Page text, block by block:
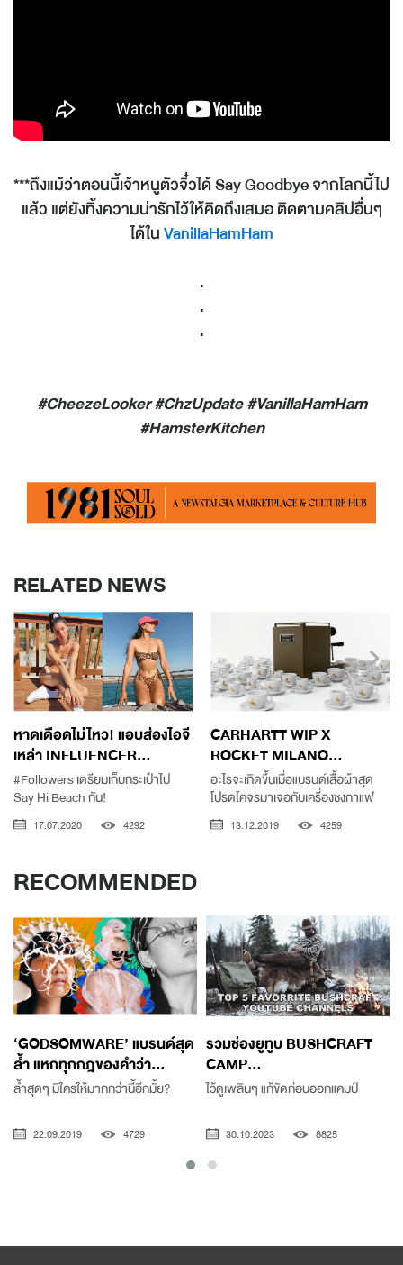
***ถึงแม้ว่าตอนนี้เจ้าหนูตัวจิ๋วได้ Say Goodbye จากโลกนี้ไป
แล้ว แต่ยังทิ้งความน่ารักไว้ให้คิดถึงเสมอ ติดตามคลิปอื่นๆ
ได้ในVanillaHamHam
.
.
.
#CheezeLooker #ChzUpdate #VanillaHamHam
#HamsterKitchen
RELATED NEWS
หาดเดือดไม่ไหว! แอบส่องไอจี
เหล่า INFLUENCER...
#Followers เตรียมเก็บกระเป๋าไป
Say Hi Beach กัน!
17.07.2020 4292
CARHARTT WIP X
ROCKET MILANO...
อะไรจะเกิดขึ้นเมื่อแบรนด์เสื้อผ้าสุด
โปรดโคจรมาเจอกับเครื่องชงกาแฟ
13.12.2019 4259
RECOMMENDED
‘GODSOMWARE’ แบรนด์สุด
ล้ำ แหกทุกกฎของคำว่า...
ล้ำสุดๆ มีใครให้มากกว่านี้อีกมั้ย?
22.09.2019 4729
รวมช่องยูทูบ BUSHCRAFT
CAMP...
ไว้ดูเพลินๆ แก้ขัดก่อนออกแคมป์
30.10.2023 8825